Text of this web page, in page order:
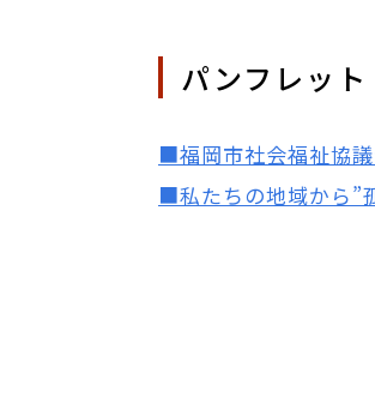
パンフレット
■福岡市社会福祉協議
■私たちの地域から”